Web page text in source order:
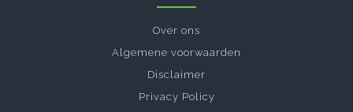
Over ons
Algemene voorwaarden
Disclaimer
Privacy Policy